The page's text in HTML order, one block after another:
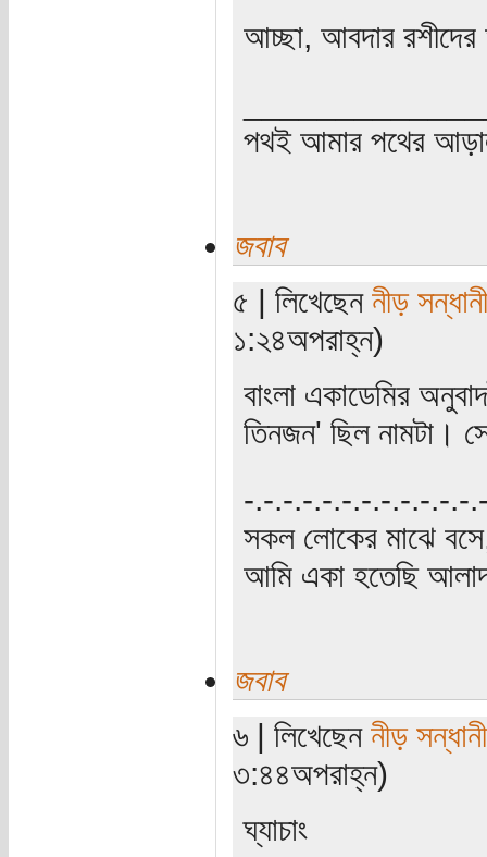
আচ্ছা, আবদার রশীদের
পথই আমার পথের
জবাব
৫ | লিখেছেন নীড় সন্ধানী
১:২৪অপরাহ্ন)
বাংলা একাডেমির
তিনজন' ছিল নামটা।
‍‌-.-.-.-.-.-.-.-.-.-.-.-
সকল লোকের মাঝে
আমি একা হতেছি
জবাব
৬ | লিখেছেন নীড় সন্ধানী
৩:৪৪অপরাহ্ন)
ঘ্যাচাং